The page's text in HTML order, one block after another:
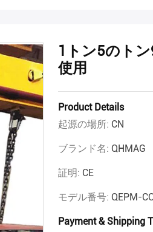
1トン5のト
使用
Product Details
起源の場所: CN
ブランド名: QHMAG
証明: CE
モデル番号: QEPM-
Payment & Shipping